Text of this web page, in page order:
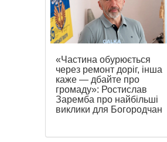
«Частина обурюється
через ремонт доріг, інша
каже — дбайте про
громаду»: Ростислав
Заремба про найбільші
виклики для Богородчан